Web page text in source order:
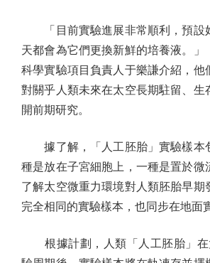
「目前實驗進展非常順利，預設
天都會為它們更換新鮮的培養液。」
科學實驗項目負責人于樂謙介紹，他
對關乎人類未來在太空長期駐留、生
開前期研究。
據了解，「人工胚胎」實驗樣本
種是放在子宮細胞上，一種是置於微
了解太空微重力環境對人類胚胎早期
完全相同的實驗樣本，也同步在地面
根據計劃，人類「人工胚胎」在